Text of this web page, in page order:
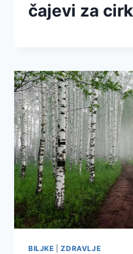
čajevi za
BILJKE |ZDRAVLJE